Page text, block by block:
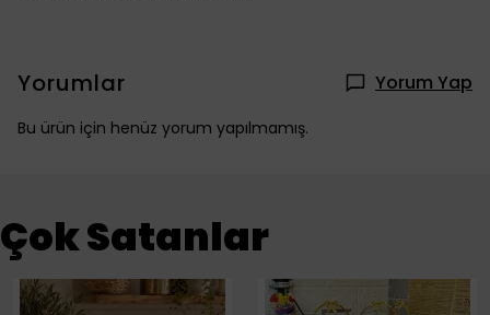
Yorumlar Yorum Yap
Bu ürün için henüz yorum yapılmamış.
Çok Satanlar